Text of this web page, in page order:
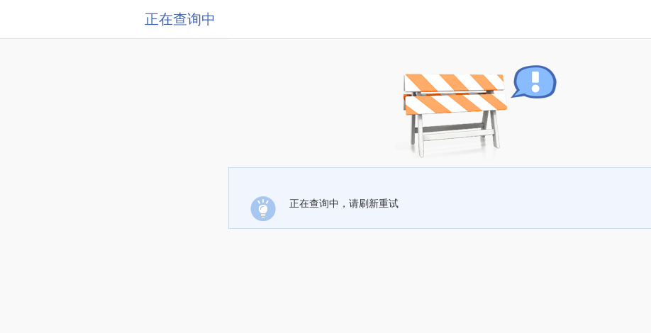
正在查询中
正在查询中，请刷新重试